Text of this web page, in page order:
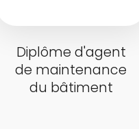
Diplôme d'agent
de maintenance
du bâtiment